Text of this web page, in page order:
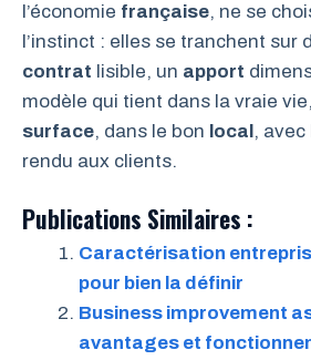
l’économie française, ne se
l’instinct : elles se tranchent sur
contrat lisible, un apport
modèle qui tient dans la vraie
surface, dans le bon local , avec
rendu aux clients.
Publications Similaires :
Caractérisation
pour bien la définir
Business improvement
avantages et